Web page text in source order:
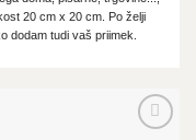
20 cm x 20 cm. Po želji
dodam tudi vaš priimek.